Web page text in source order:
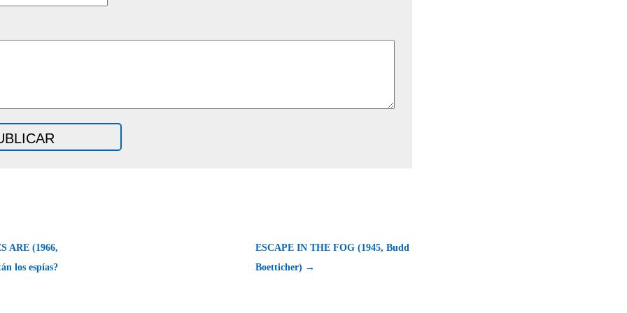
ARE (1966,
los espías?
ESCAPE IN THE FOG (1945, Budd
Boetticher) →